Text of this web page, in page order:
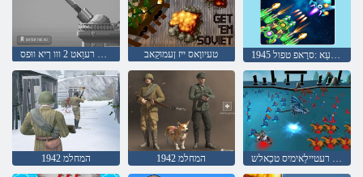
טעיווָאס ייז ןעמוקַאב ןַאלּפָארעַא :סרָאפ טפול 1945
1942 המחלמ 1942 המחלמ